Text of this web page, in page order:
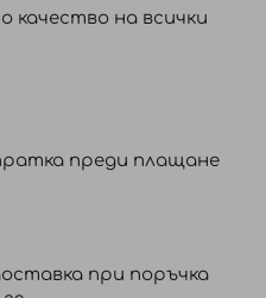
качество на всички
преди плащане
при поръчка